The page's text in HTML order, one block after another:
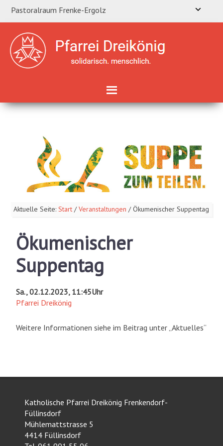
Pastoralraum Frenke-Ergolz
Aktuelle Seite:Start / Veranstaltungen /Ökumenischer Suppentag
Ökumenischer
Suppentag
Sa., 02.12.2023, 11:45Uhr
Pfarrei Dreikönig
Weitere Informationen siehe im Beitrag unter „Aktuelles“
Katholische Pfarrei Dreikönig Frenkendorf-
Füllinsdorf
Mühlemattstrasse 5
4414 Füllinsdorf